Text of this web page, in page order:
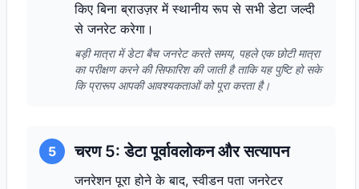
किए बिना ब्राउज़र में स्थानीय रूप से सभी डेटा जल्दी
से जनरेट करेगा।
बड़ी मात्रा में डेटा बैच जनरेट करते समय, पहले एक छोटी मात्रा
का परीक्षण करने की सिफारिश की जाती है ताकि यह पुष्टि हो सके
कि प्रारूप आपकी आवश्यकताओं को पूरा करता है।
5 चरण 5: डेटा पूर्वावलोकन और सत्यापन
जनरेशन पूरा होने के बाद, स्वीडन पता जनरेटर